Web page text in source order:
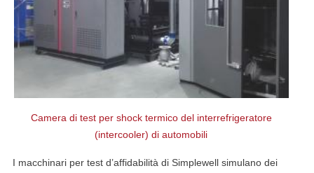
Camera di test per shock termico del interrefrigeratore
(intercooler) di automobili
I macchinari per test d’affidabilità di Simplewell simulano dei